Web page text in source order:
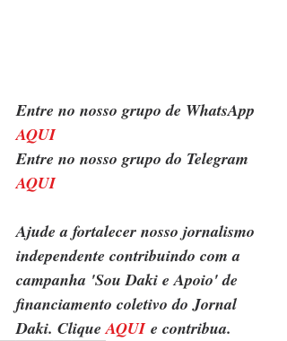
Entre no nosso grupo de WhatsApp
AQUI
Entre no nosso grupo do Telegram
AQUI
Ajude a fortalecer nosso jornalismo
independente contribuindo com a
campanha 'Sou Daki e Apoio' de
financiamento coletivo do Jornal
Daki. Clique AQUI e contribua.